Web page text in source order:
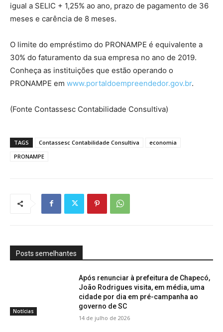
igual a SELIC + 1,25% ao ano, prazo de pagamento de 36
meses e carência de 8 meses.
O limite do empréstimo do PRONAMPE é equivalente a
30% do faturamento da sua empresa no ano de 2019.
Conheça as instituições que estão operando o
PRONAMPE em www.portaldoempreendedor.gov.br.
(Fonte Contassesc Contabilidade Consultiva)
TAGS Contassesc Contabilidade Consultiva
economia
PRONAMPE
Posts semelhantes
Notícias
Após renunciar à prefeitura de Chapecó,
João Rodrigues visita, em média, uma
cidade por dia em pré-campanha ao
governo de SC
14 de julho de 2026